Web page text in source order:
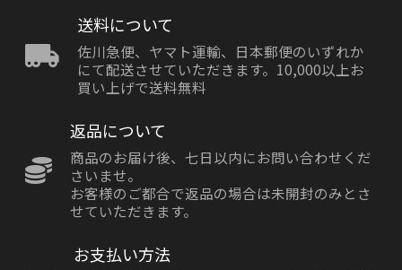
送料について
佐川急便、ヤマト運輸、日本郵便のいずれか
にて配送させていただきます。10,000以上お
買い上げで送料無料
返品について
商品のお届け後、七日以内にお問い合わせくだ
さいませ。
お客様のご都合で返品の場合は未開封のみとさ
せていただきます。
お支払い方法